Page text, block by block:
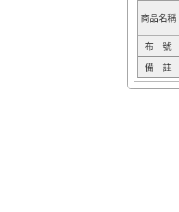
商品名稱
布 號
備 註